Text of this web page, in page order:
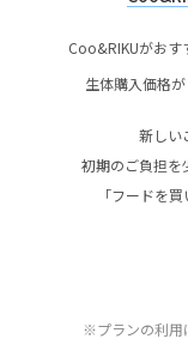
Coo&RIKUがおす
生体購入価格が
新しい
初期のご負担を
「フードを
※プランの利用